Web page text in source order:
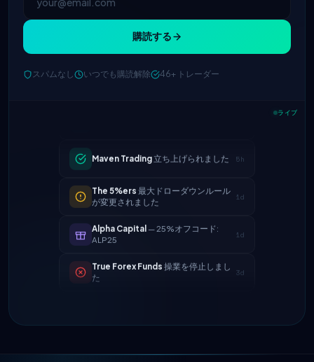
購読する
スパムなし いつでも購読解除 46+ トレーダー
ライブ
The 5%ers最大ドローダウンルール
が変更されました
1d
Alpha Capital— 25%オフコード:
ALP25
1d
True Forex Funds操業を停止しまし
た
3d
FundedNext支払い速度が現在24時
間になりました
4d